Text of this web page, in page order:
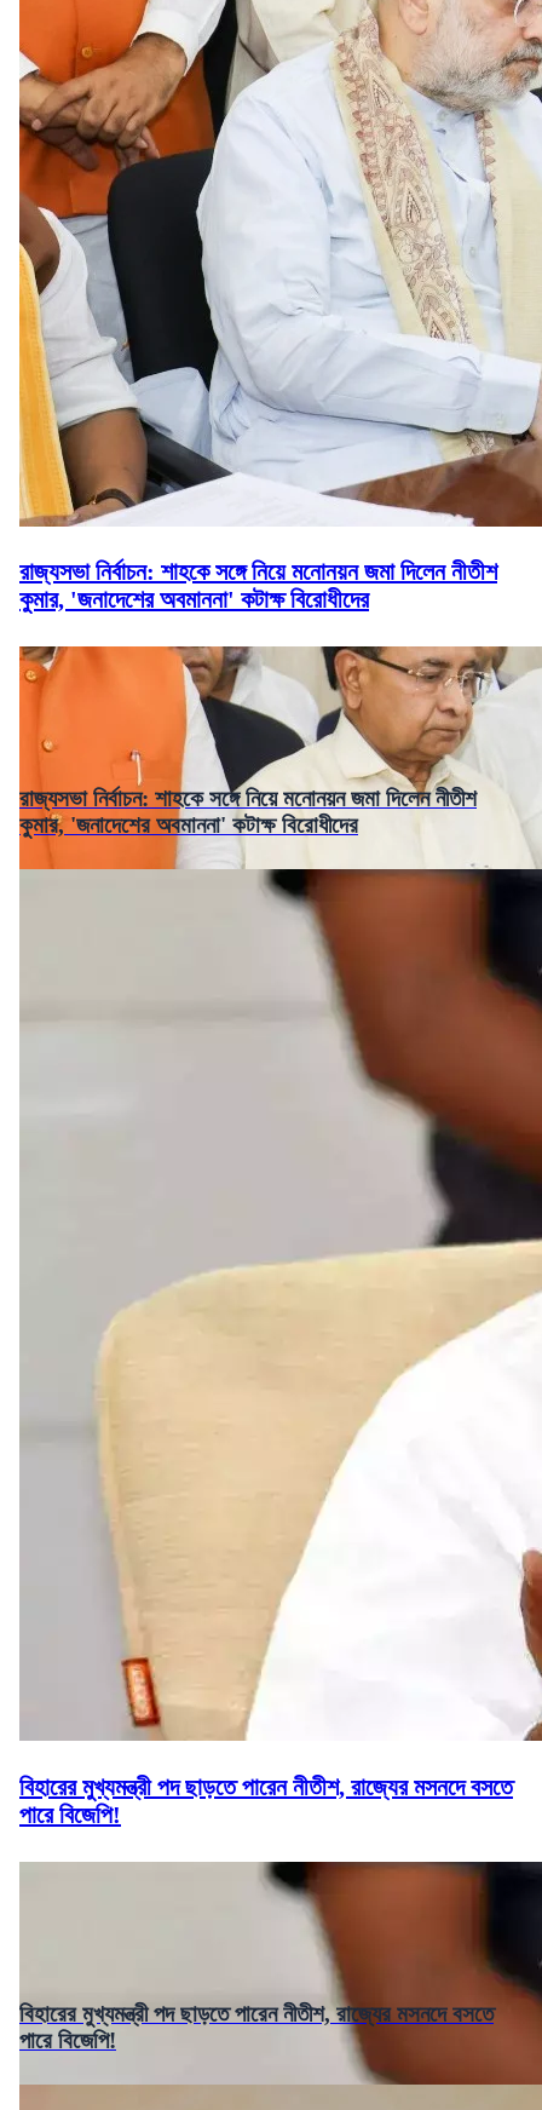
রাজ্যসভা নির্বাচন: শাহকে সঙ্গে নিয়ে মনোনয়ন জমা দিলেন নীতীশ
কুমার, 'জনাদেশের অবমাননা' কটাক্ষ বিরোধীদের
রাজ্যসভা নির্বাচন: শাহকে সঙ্গে নিয়ে মনোনয়ন জমা দিলেন নীতীশ
কুমার, 'জনাদেশের অবমাননা' কটাক্ষ বিরোধীদের
বিহারের মুখ্যমন্ত্রী পদ ছাড়তে পারেন নীতীশ, রাজ্যের মসনদে বসতে
পারে বিজেপি!
বিহারের মুখ্যমন্ত্রী পদ ছাড়তে পারেন নীতীশ, রাজ্যের মসনদে বসতে
পারে বিজেপি!